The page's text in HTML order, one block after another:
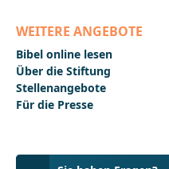
WEITERE ANGEBOTE
Bibel online lesen
Über die Stiftung
Stellenangebote
Für die Presse